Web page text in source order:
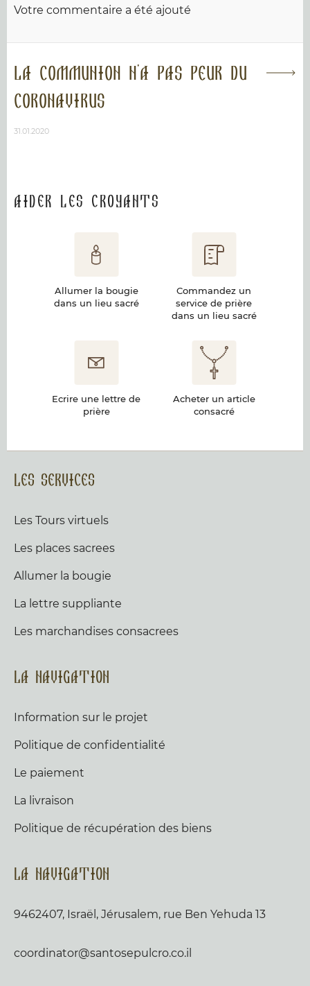
Votre commentaire a été ajouté
La communion n'a pas peur du
coronavirus
31.01.2020
Aider les croyants
Allumer la bougie
dans un lieu sacré
Commandez un
service de prière
dans un lieu sacré
Ecrire une lettre de
prière
Acheter un article
consacré
Les services
Les Tours virtuels
Les places sacrees
Allumer la bougie
La lettre suppliante
Les marchandises consacrees
La navigation
Information sur le projet
Politique de confidentialité
Le paiement
La livraison
Politique de récupération des biens
La navigation
9462407, Israël, Jérusalem, rue Ben Yehuda 13
coordinator@santosepulcro.co.il